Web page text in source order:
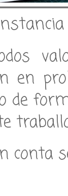
en
de
conta